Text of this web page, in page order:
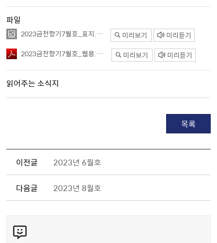
파일
2023금천향기7월호_표지.jpg 미리보기 미리듣기
2023금천향기7월호_웹용.pdf 미리보기 미리듣기
읽어주는 소식지
목록
이전글 2023년 6월호
다음글 2023년 8월호
텐